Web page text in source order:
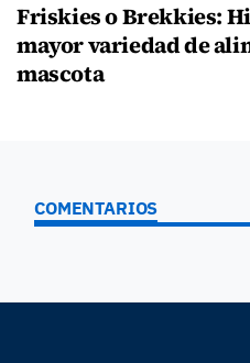
Friskies o Brekkies:
mayor variedad de
mascota
COMENTARIOS